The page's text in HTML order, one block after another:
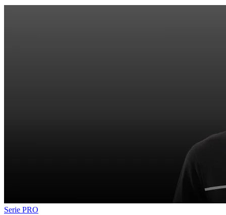
Serie PRO